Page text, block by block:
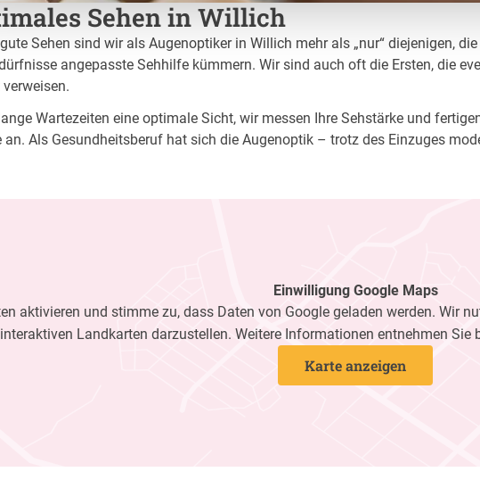
Sehen in Willich
Sehen sind wir als Augenoptiker in Willich mehr als „nur“ diejenigen,
angepasste Sehhilfe kümmern. Wir sind auch oft die Ersten, die
Wartezeiten eine optimale Sicht, wir messen Ihre Sehstärke und
Als Gesundheitsberuf hat sich die Augenoptik – trotz des Einzuges
Einwilligung Google Maps
aktivieren und stimme zu, dass Daten von Google geladen werden. Wir
interaktiven Landkarten darzustellen. Weitere Informationen entnehmen Sie
Karte anzeigen